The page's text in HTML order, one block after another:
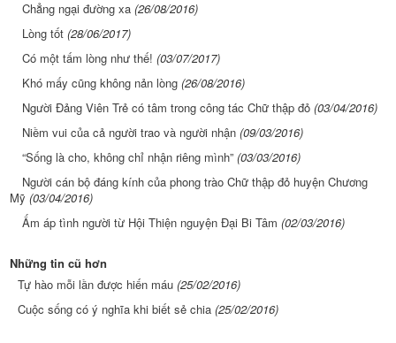
Chẳng ngại đường xa (26/08/2016)
Lòng tốt (28/06/2017)
Có một tấm lòng như thế! (03/07/2017)
Khó mấy cũng không nản lòng (26/08/2016)
Người Đảng Viên Trẻ có tâm trong công tác Chữ thập đỏ (03/04/2016)
Niềm vui của cả người trao và người nhận (09/03/2016)
“Sống là cho, không chỉ nhận riêng mình” (03/03/2016)
Người cán bộ đáng kính của phong trào Chữ thập đỏ huyện Chương
Mỹ (03/04/2016)
Ấm áp tình người từ Hội Thiện nguyện Đại Bi Tâm (02/03/2016)
Những tin cũ hơn
Tự hào mỗi lần được hiến máu (25/02/2016)
Cuộc sống có ý nghĩa khi biết sẻ chia (25/02/2016)